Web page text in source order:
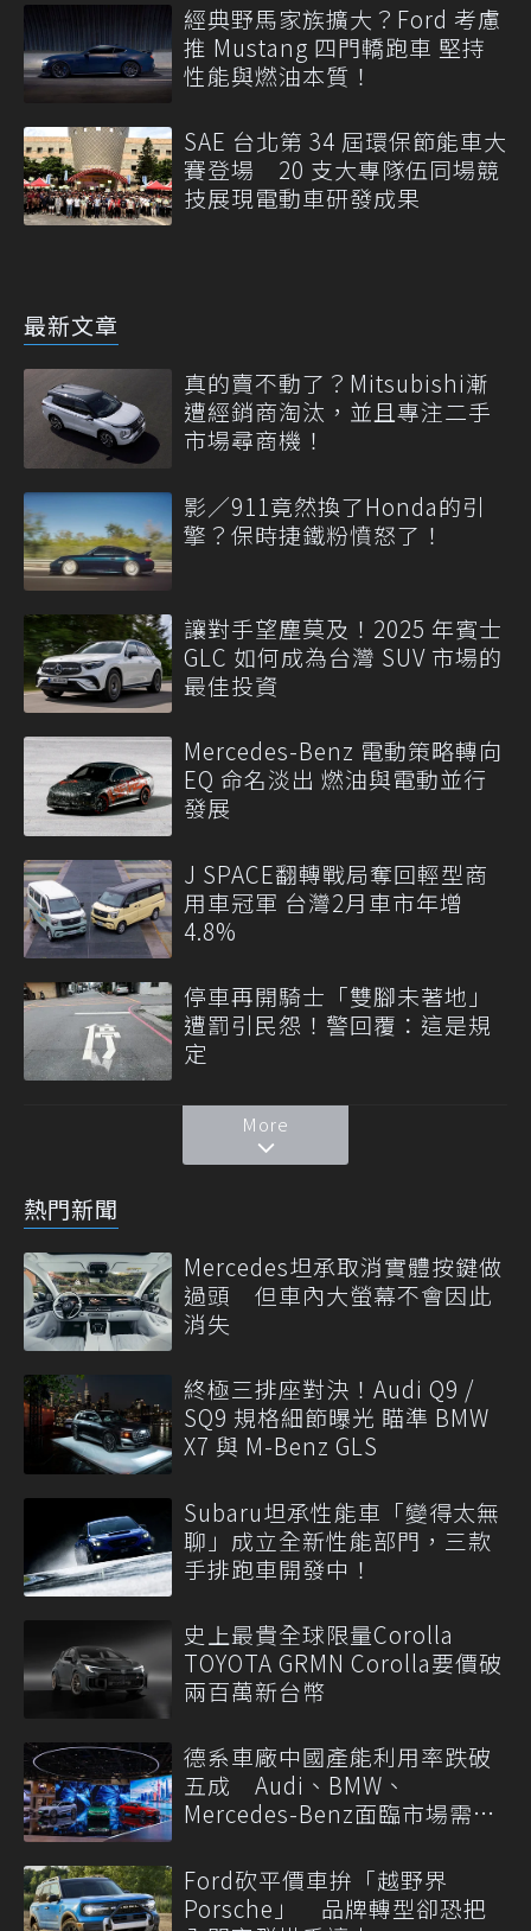
經典野馬家族擴大？Ford 考慮
推 Mustang 四門轎跑車 堅持
性能與燃油本質！
SAE 台北第 34 屆環保節能車大
賽登場 20 支大專隊伍同場競
技展現電動車研發成果
最新文章
真的賣不動了？Mitsubishi漸
遭經銷商淘汰，並且專注二手
市場尋商機！
影／911竟然換了Honda的引
擎？保時捷鐵粉憤怒了！
讓對手望塵莫及！2025 年賓士
GLC 如何成為台灣 SUV 市場的
最佳投資
Mercedes-Benz 電動策略轉向
EQ 命名淡出 燃油與電動並行
發展
J SPACE翻轉戰局奪回輕型商
用車冠軍 台灣2月車市年增
4.8%
停車再開騎士「雙腳未著地」
遭罰引民怨！警回覆：這是規
定
More
熱門新聞
Mercedes坦承取消實體按鍵做
過頭 但車內大螢幕不會因此
消失
終極三排座對決！Audi Q9 /
SQ9 規格細節曝光 瞄準 BMW
X7 與 M-Benz GLS
Subaru坦承性能車「變得太無
聊」成立全新性能部門，三款
手排跑車開發中！
史上最貴全球限量Corolla
TOYOTA GRMN Corolla要價破
兩百萬新台幣
德系車廠中國產能利用率跌破
五成 Audi、BMW、
Mercedes-Benz面臨市場需求
Ford砍平價車拚「越野界
Porsche」 品牌轉型卻恐把